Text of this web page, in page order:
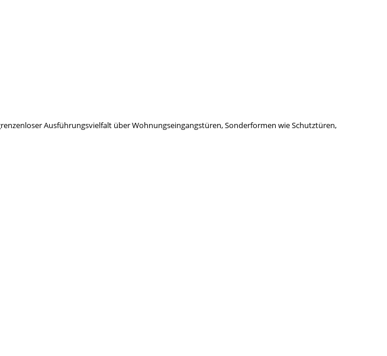
Ausführungsvielfalt über Wohnungseingangstüren, Sonderformen wie Schutztüren,